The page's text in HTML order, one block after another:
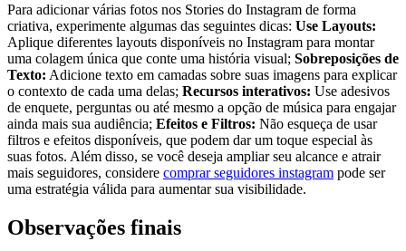
Para adicionar várias fotos nos Stories do Instagram ⁣de forma
criativa, experimente algumas das seguintes dicas: Use Layouts:
Aplique‍ diferentes layouts disponíveis no Instagram ⁣para montar
uma ⁤colagem única que conte uma história visual;⁣ Sobreposições de
Texto: Adicione texto em camadas sobre suas ⁢imagens ⁢para explicar
o contexto de cada ⁣uma delas; Recursos interativos: Use adesivos
de enquete, perguntas ou até mesmo a opção de música para engajar
ainda mais sua audiência;⁤ Efeitos e Filtros: Não esqueça de usar
filtros e efeitos disponíveis, que podem dar ‍um toque especial às
suas ‍fotos. Além disso, se você deseja ampliar seu alcance e atrair
mais seguidores, considere comprar ⁢seguidores instagram pode ser
uma estratégia válida para aumentar sua visibilidade.
Observações finais